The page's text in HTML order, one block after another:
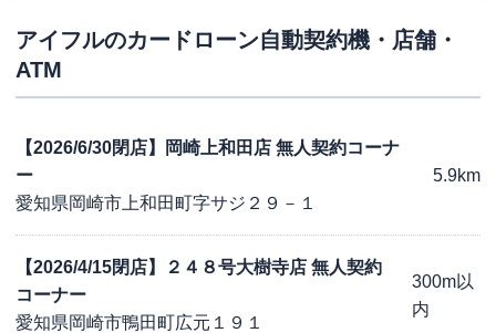
アイフルのカードローン自動契約機・店舗・
ATM
【2026/6/30閉店】岡崎上和田店 無人契約コーナ
ー
愛知県岡崎市上和田町字サジ２９－１
5.9km
【2026/4/15閉店】２４８号大樹寺店 無人契約
コーナー
愛知県岡崎市鴨田町広元１９１
300m以
内